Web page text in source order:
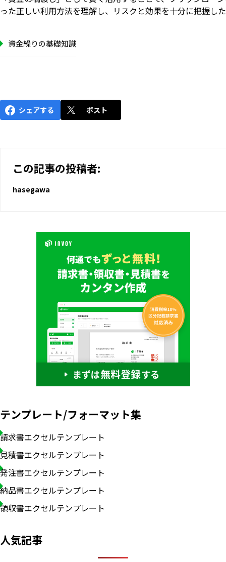
った正しい利用方法を理解し、リスクと効果を十分に把握し
資金繰りの基礎知識
シェアする ポスト
この記事の投稿者:
hasegawa
テンプレート/フォーマット集
請求書エクセルテンプレート
見積書エクセルテンプレート
発注書エクセルテンプレート
納品書エクセルテンプレート
領収書エクセルテンプレート
人気記事